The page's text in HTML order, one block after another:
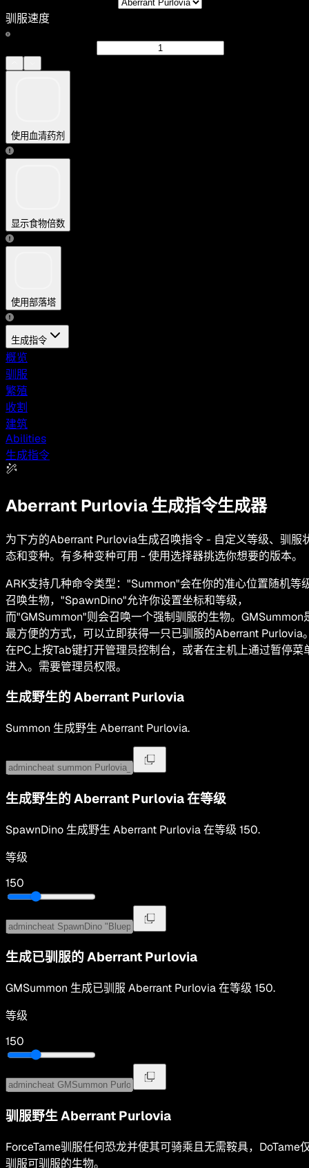
驯服速度
使用血清药剂
显示食物倍数
使用部落塔
生成指令
概览
驯服
繁殖
收割
建筑
Abilities
生成指令
Aberrant Purlovia生成指令生成器
为下方的Aberrant Purlovia生成召唤指令 - 自定义等级、驯服
态和变种。有多种变种可用 - 使用选择器挑选你想要的版本。
ARK支持几种命令类型："Summon"会在你的准心位置随机等
召唤生物，"SpawnDino"允许你设置坐标和等级，
而"GMSummon"则会召唤一个强制驯服的生物。GMSummon
最方便的方式，可以立即获得一只已驯服的Aberrant Purlovia
在PC上按Tab键打开管理员控制台，或者在主机上通过暂停菜
进入。需要管理员权限。
生成野生的Aberrant Purlovia
Summon 生成野生Aberrant Purlovia.
生成野生的Aberrant Purlovia在等级
SpawnDino 生成野生 Aberrant Purlovia在等级 150.
等级
150
生成已驯服的Aberrant Purlovia
GMSummon 生成已驯服 Aberrant Purlovia在等级 150.
等级
150
驯服野生Aberrant Purlovia
ForceTame驯服任何恐龙并使其可骑乘且无需鞍具，DoTame
驯服可驯服的生物。